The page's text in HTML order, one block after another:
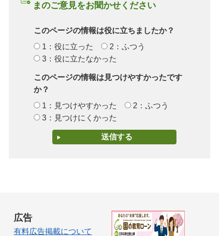
まのご意見をお聞かせください
このページの情報は役に立ちましたか？
1：役に立った
2：ふつう
3：役に立たなかった
このページの情報は見つけやすかったです
か？
1：見つけやすかった
2：ふつう
3：見つけにくかった
広告
有料広告掲載について